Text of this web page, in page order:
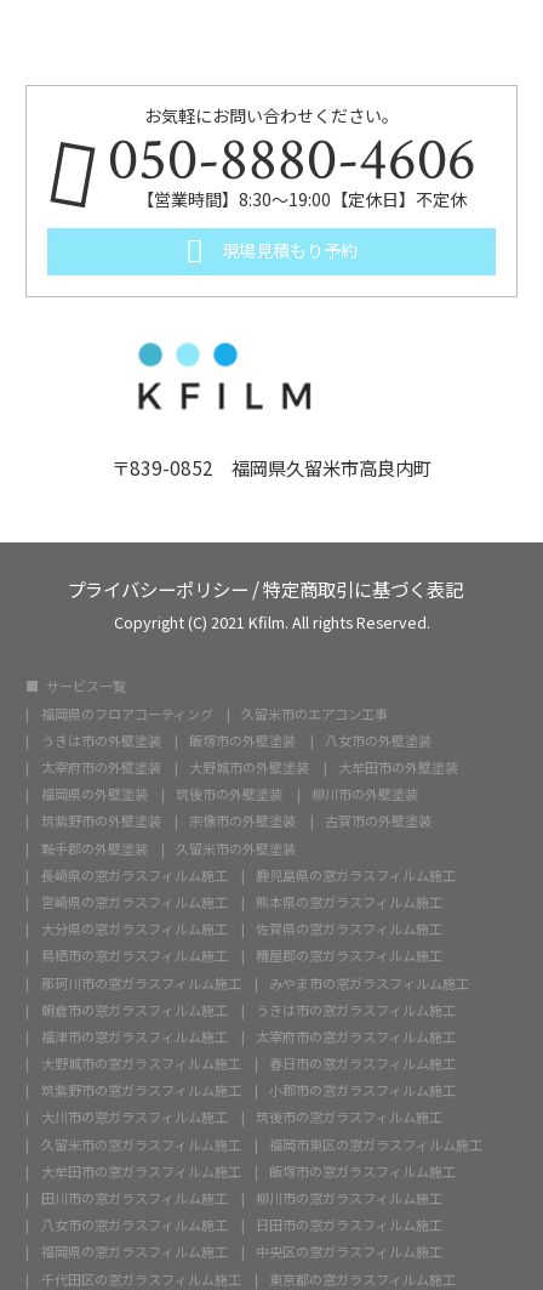
お気軽にお問い合わせください。
050-8880-4606
【営業時間】8:30～19:00【定休日】不定休
現場見積もり予約
〒839-0852 福岡県久留米市高良内町
プライバシーポリシー /特定商取引に基づく表記
Copyright (C) 2021 Kfilm. All rights Reserved.
サービス一覧
福岡県のフロアコーティング
久留米市のエアコン工事
うきは市の外壁塗装
飯塚市の外壁塗装
八女市の外壁塗装
太宰府市の外壁塗装
大野城市の外壁塗装
大牟田市の外壁塗装
福岡県の外壁塗装
筑後市の外壁塗装
柳川市の外壁塗装
筑紫野市の外壁塗装
宗像市の外壁塗装
古賀市の外壁塗装
鞍手郡の外壁塗装
久留米市の外壁塗装
長崎県の窓ガラスフィルム施工
鹿児島県の窓ガラスフィルム施工
宮崎県の窓ガラスフィルム施工
熊本県の窓ガラスフィルム施工
大分県の窓ガラスフィルム施工
佐賀県の窓ガラスフィルム施工
鳥栖市の窓ガラスフィルム施工
糟屋郡の窓ガラスフィルム施工
那珂川市の窓ガラスフィルム施工
みやま市の窓ガラスフィルム施工
朝倉市の窓ガラスフィルム施工
うきは市の窓ガラスフィルム施工
福津市の窓ガラスフィルム施工
太宰府市の窓ガラスフィルム施工
大野城市の窓ガラスフィルム施工
春日市の窓ガラスフィルム施工
筑紫野市の窓ガラスフィルム施工
小郡市の窓ガラスフィルム施工
大川市の窓ガラスフィルム施工
筑後市の窓ガラスフィルム施工
久留米市の窓ガラスフィルム施工
福岡市東区の窓ガラスフィルム施工
大牟田市の窓ガラスフィルム施工
飯塚市の窓ガラスフィルム施工
田川市の窓ガラスフィルム施工
柳川市の窓ガラスフィルム施工
八女市の窓ガラスフィルム施工
日田市の窓ガラスフィルム施工
福岡県の窓ガラスフィルム施工
中央区の窓ガラスフィルム施工
千代田区の窓ガラスフィルム施工
東京都の窓ガラスフィルム施工